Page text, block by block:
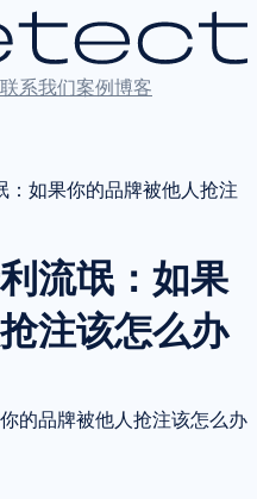
联系我们案例博客
：如果你的品牌被他人抢注
流氓：如果
注该怎么办